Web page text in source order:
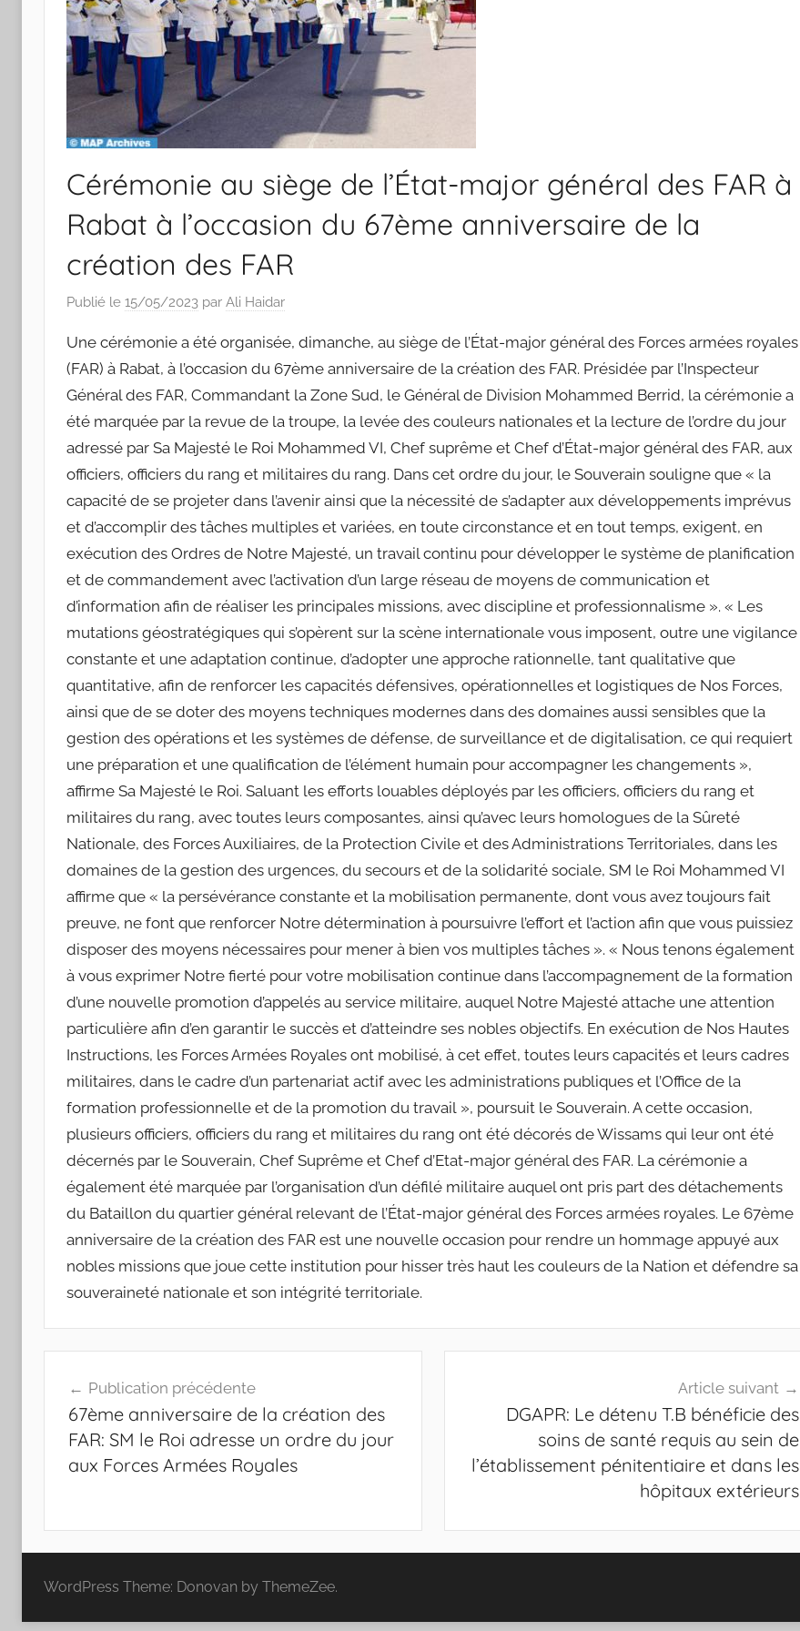
Cérémonie au siège de l’État-major général des FAR à
Rabat à l’occasion du 67ème anniversaire de la
création des FAR
Publié le 15/05/2023 par Ali Haidar
Une cérémonie a été organisée, dimanche, au siège de l’État-major général des Forces armées royales
(FAR) à Rabat, à l’occasion du 67ème anniversaire de la création des FAR. Présidée par l’Inspecteur
Général des FAR, Commandant la Zone Sud, le Général de Division Mohammed Berrid, la cérémonie a
été marquée par la revue de la troupe, la levée des couleurs nationales et la lecture de l’ordre du jour
adressé par Sa Majesté le Roi Mohammed VI, Chef suprême et Chef d’État-major général des FAR, aux
officiers, officiers du rang et militaires du rang. Dans cet ordre du jour, le Souverain souligne que « la
capacité de se projeter dans l’avenir ainsi que la nécessité de s’adapter aux développements imprévus
et d’accomplir des tâches multiples et variées, en toute circonstance et en tout temps, exigent, en
exécution des Ordres de Notre Majesté, un travail continu pour développer le système de planification
et de commandement avec l’activation d’un large réseau de moyens de communication et
d’information afin de réaliser les principales missions, avec discipline et professionnalisme ». « Les
mutations géostratégiques qui s’opèrent sur la scène internationale vous imposent, outre une vigilance
constante et une adaptation continue, d’adopter une approche rationnelle, tant qualitative que
quantitative, afin de renforcer les capacités défensives, opérationnelles et logistiques de Nos Forces,
ainsi que de se doter des moyens techniques modernes dans des domaines aussi sensibles que la
gestion des opérations et les systèmes de défense, de surveillance et de digitalisation, ce qui requiert
une préparation et une qualification de l’élément humain pour accompagner les changements »,
affirme Sa Majesté le Roi. Saluant les efforts louables déployés par les officiers, officiers du rang et
militaires du rang, avec toutes leurs composantes, ainsi qu’avec leurs homologues de la Sûreté
Nationale, des Forces Auxiliaires, de la Protection Civile et des Administrations Territoriales, dans les
domaines de la gestion des urgences, du secours et de la solidarité sociale, SM le Roi Mohammed VI
affirme que « la persévérance constante et la mobilisation permanente, dont vous avez toujours fait
preuve, ne font que renforcer Notre détermination à poursuivre l’effort et l’action afin que vous puissiez
disposer des moyens nécessaires pour mener à bien vos multiples tâches ». « Nous tenons également
à vous exprimer Notre fierté pour votre mobilisation continue dans l’accompagnement de la formation
d’une nouvelle promotion d’appelés au service militaire, auquel Notre Majesté attache une attention
particulière afin d’en garantir le succès et d’atteindre ses nobles objectifs. En exécution de Nos Hautes
Instructions, les Forces Armées Royales ont mobilisé, à cet effet, toutes leurs capacités et leurs cadres
militaires, dans le cadre d’un partenariat actif avec les administrations publiques et l’Office de la
formation professionnelle et de la promotion du travail », poursuit le Souverain. A cette occasion,
plusieurs officiers, officiers du rang et militaires du rang ont été décorés de Wissams qui leur ont été
décernés par le Souverain, Chef Suprême et Chef d’Etat-major général des FAR. La cérémonie a
également été marquée par l’organisation d’un défilé militaire auquel ont pris part des détachements
du Bataillon du quartier général relevant de l’État-major général des Forces armées royales. Le 67ème
anniversaire de la création des FAR est une nouvelle occasion pour rendre un hommage appuyé aux
nobles missions que joue cette institution pour hisser très haut les couleurs de la Nation et défendre sa
souveraineté nationale et son intégrité territoriale.
de
l’article
Publication précédente
67ème anniversaire de la création des
FAR: SM le Roi adresse un ordre du jour
aux Forces Armées Royales
Article suivant
DGAPR: Le détenu T.B bénéficie des
soins de santé requis au sein de
l’établissement pénitentiaire et dans les
hôpitaux extérieurs
WordPress Theme: Donovan by ThemeZee.